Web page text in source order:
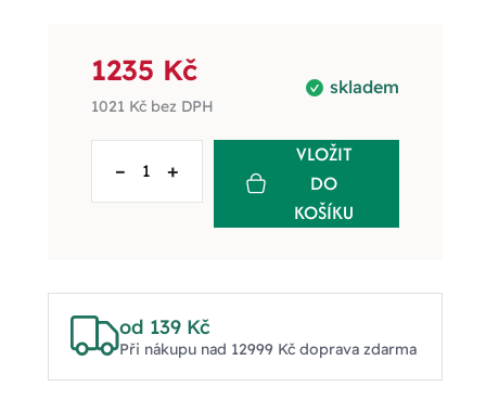
skladem
1235 Kč
1021 Kčbez DPH
– +
VLOŽIT
DO
KOŠÍKU
od 139 Kč
Při nákupu nad 12999 Kč doprava zdarma